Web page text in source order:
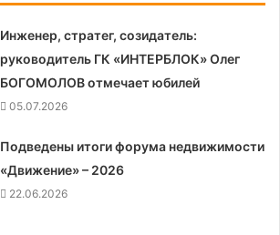
Инженер, стратег, созидатель:
руководитель ГК «ИНТЕРБЛОК» Олег
БОГОМОЛОВ отмечает юбилей
05.07.2026
Подведены итоги форума недвижимости
«Движение» – 2026
22.06.2026